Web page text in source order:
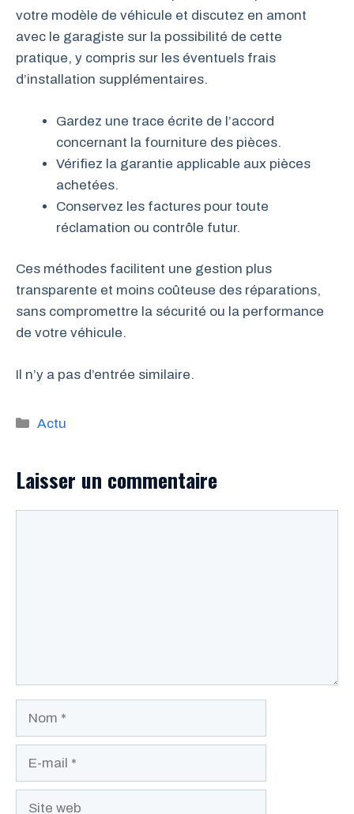
votre modèle de véhicule et discutez en amont
avec le garagiste sur la possibilité de cette
pratique, y compris sur les éventuels frais
d’installation supplémentaires.
Gardez une trace écrite de l’accord
concernant la fourniture des pièces.
Vérifiez la garantie applicable aux pièces
achetées.
Conservez les factures pour toute
réclamation ou contrôle futur.
Ces méthodes facilitent une gestion plus
transparente et moins coûteuse des réparations,
sans compromettre la sécurité ou la performance
de votre véhicule.
Il n’y a pas d’entrée similaire.
Catégories
Actu
Laisser un commentaire